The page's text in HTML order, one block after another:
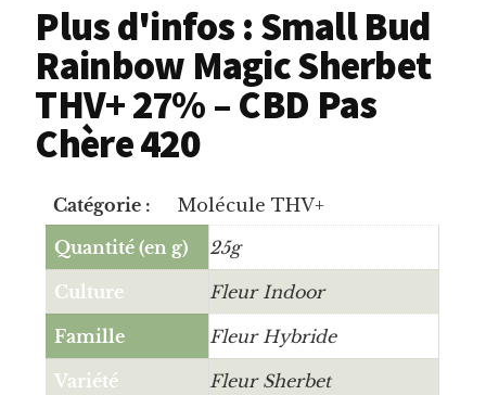
Plus d'infos : Small Bud
Rainbow Magic Sherbet
THV+ 27% – CBD Pas
Chère 420
Catégorie :
Molécule THV+
Quantité (en g)
25g
Culture Fleur Indoor
Famille Fleur Hybride
Variété Fleur Sherbet